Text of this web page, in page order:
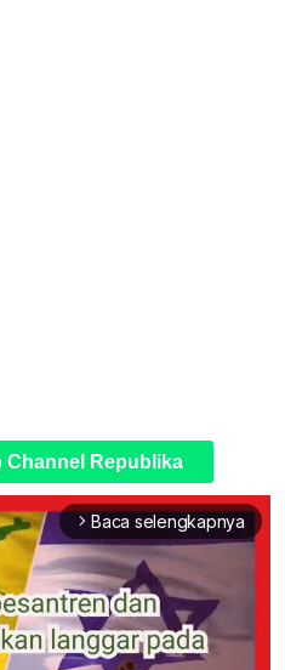
Channel Republika
arrow_forward_ios Baca selengkapnya